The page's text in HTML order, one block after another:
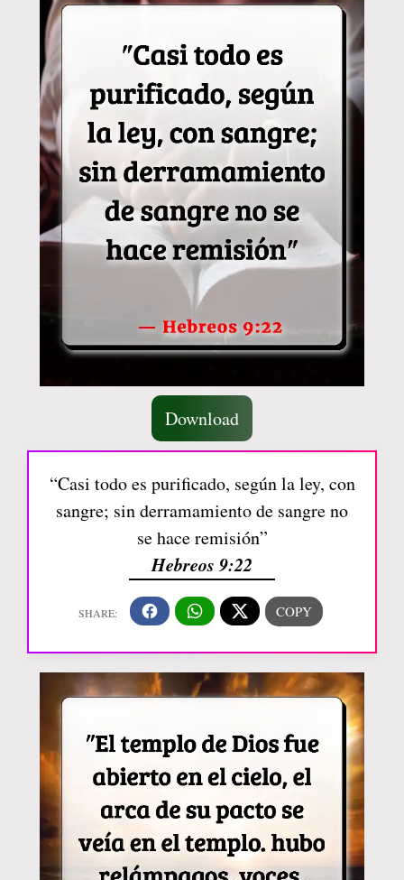
Download
“Casi todo es purificado, según la ley, con
sangre; sin derramamiento de sangre no
se hace remisión”
Hebreos 9:22